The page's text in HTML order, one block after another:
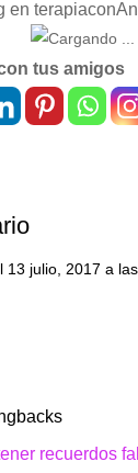
en
tus amigos
13 julio, 2017 a
recuerdos